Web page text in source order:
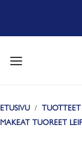
ETUSIVU TUOTTEET
MAKEAT TUOREET